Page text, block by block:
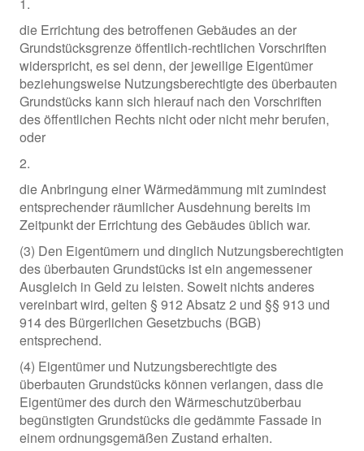
die Errichtung des betroffenen Gebäudes an der
Grundstücksgrenze öffentlich-rechtlichen Vorschriften
widerspricht, es sei denn, der jeweilige Eigentümer
beziehungsweise Nutzungsberechtigte des überbauten
Grundstücks kann sich hierauf nach den Vorschriften
des öffentlichen Rechts nicht oder nicht mehr berufen,
oder
2.
die Anbringung einer Wärmedämmung mit zumindest
entsprechender räumlicher Ausdehnung bereits im
Zeitpunkt der Errichtung des Gebäudes üblich war.
(3) Den Eigentümern und dinglich Nutzungsberechtigten
des überbauten Grundstücks ist ein angemessener
Ausgleich in Geld zu leisten. Soweit nichts anderes
vereinbart wird, gelten § 912 Absatz 2 und §§ 913 und
914 des Bürgerlichen Gesetzbuchs (BGB)
entsprechend.
(4) Eigentümer und Nutzungsberechtigte des
überbauten Grundstücks können verlangen, dass die
Eigentümer des durch den Wärmeschutzüberbau
begünstigten Grundstücks die gedämmte Fassade in
einem ordnungsgemäßen Zustand erhalten.